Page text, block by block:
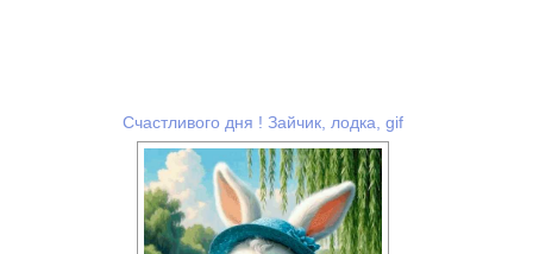
Счастливого дня ! Зайчик, лодка, gif